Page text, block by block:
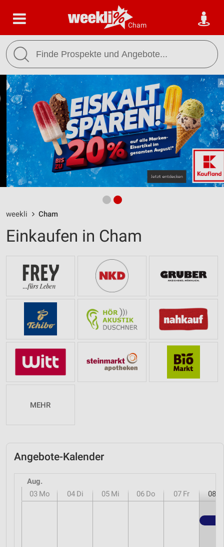
Cham
weekli Cham
Einkaufen in Cham
MEHR
Angebote-Kalender
Aug.
03 Mo 04 Di 05 Mi 06 Do 07 Fr 08